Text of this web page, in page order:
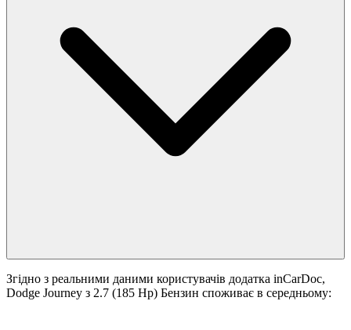
Згідно з реальними даними користувачів додатка inCarDoc,
Dodge Journey з 2.7 (185 Hp) Бензин споживає в середньому: